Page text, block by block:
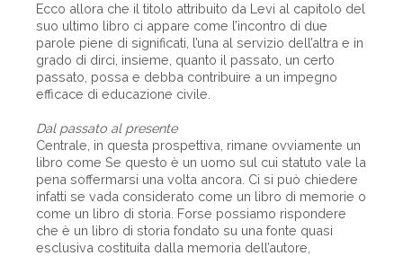
Ecco allora che il titolo attribuito da Levi al capitolo del
suo ultimo libro ci appare come l’incontro di due
parole piene di significati, l’una al servizio dell’altra e in
grado di dirci, insieme, quanto il passato, un certo
passato, possa e debba contribuire a un impegno
efficace di educazione civile.
Dal passato al presente
Centrale, in questa prospettiva, rimane ovviamente un
libro come Se questo è un uomo sul cui statuto vale la
pena soffermarsi una volta ancora. Ci si può chiedere
infatti se vada considerato come un libro di memorie o
come un libro di storia. Forse possiamo rispondere
che è un libro di storia fondato su una fonte quasi
esclusiva costituita dalla memoria dell’autore,